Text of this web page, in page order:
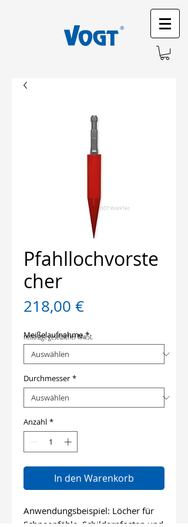
Pfahllochvorste
cher
218,00 €Preis
Meißelaufnahme *
Durchmesser *
Anzahl *
In den Warenkorb
Anwendungsbeispiel: Löcher für
Schneepfähle, Schilderpfosten und
netto zzgl. gesetzlicher MwSt.